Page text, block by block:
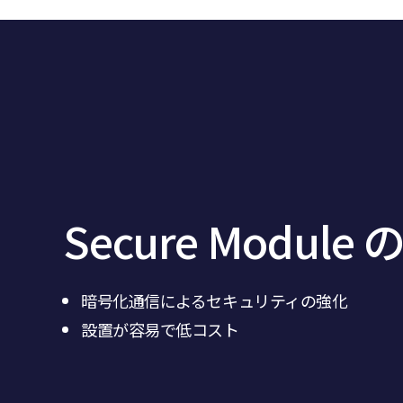
Secure Module
暗号化通信によるセキュリティの強化
設置が容易で低コスト